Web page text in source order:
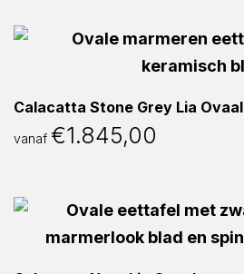
Calacatta Stone Grey Lia Ovaal
vanaf €1.845,00